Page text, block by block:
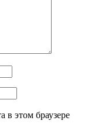
в этом браузере